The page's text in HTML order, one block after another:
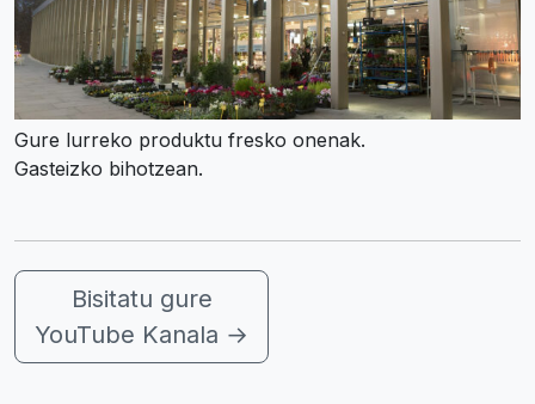
Gure lurreko produktu fresko onenak.
Gasteizko bihotzean.
Bisitatu gure
YouTube Kanala →